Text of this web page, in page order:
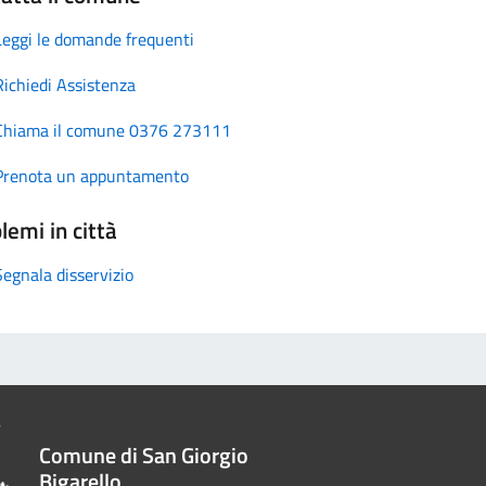
le domande frequenti
Assistenza
il comune 0376 273111
un appuntamento
in città
disservizio
Comune di San Giorgio